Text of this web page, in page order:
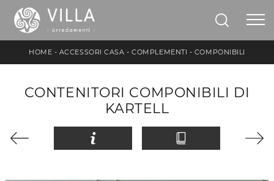
HOME - ACCESSORI CASA -COMPLEMENTI - COMPONIBILI
CONTENITORI COMPONIBILI DI
KARTELL